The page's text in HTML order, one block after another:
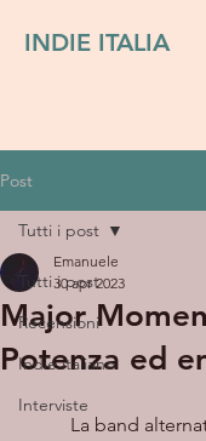
INDIE ITALIA
Post
Tutti i post
Recensioni
Indie italiano
Interviste
Tutti i post
Major
Potenza ed
Emanuele
30 apr 2023